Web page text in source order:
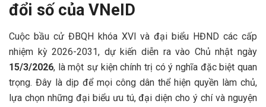
đổi số của VNeID
Cuộc bầu cử ĐBQH khóa XVI và đại biểu HĐND các cấp
nhiệm kỳ 2026-2031, dự kiến diễn ra vào Chủ nhật ngày
15/3/2026, là một sự kiện chính trị có ý nghĩa đặc biệt quan
trọng. Đây là dịp để mọi công dân thể hiện quyền làm chủ,
lựa chọn những đại biểu ưu tú, đại diện cho ý chí và nguyện